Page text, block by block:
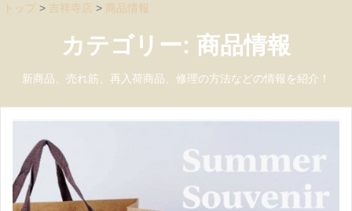
トップ >吉祥寺店 > 商品情報
カテゴリー: 商品情報
新商品、売れ筋、再入荷商品、修理の方法などの情報を紹介！